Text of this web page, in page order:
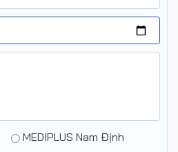
MEDIPLUS Nam Định